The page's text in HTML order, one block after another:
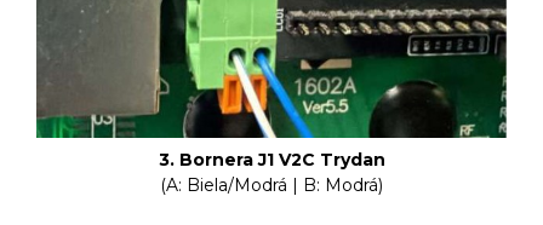
3. Bornera J1 V2C Trydan
(A: Biela/Modrá | B: Modrá)